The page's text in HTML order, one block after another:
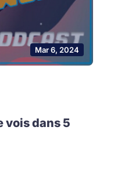
Mar 6, 2024
vois dans 5